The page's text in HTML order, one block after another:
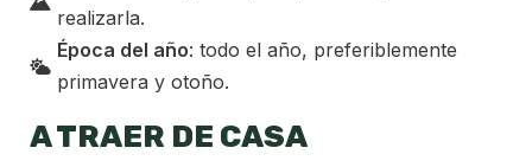
realizarla.
Época del año: todo el año, preferiblemente
primavera y otoño.
A TRAER DE CASA